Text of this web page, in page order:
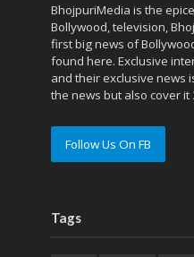
BhojpuriMedia is the
Bollywood, television,
first big news of
found here. Exclusive
and their exclusive news
the news but also cover it
Follow Us On FB
Tags